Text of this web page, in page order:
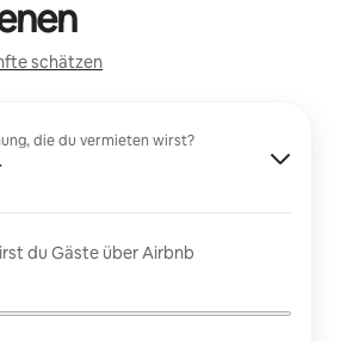
schätzen
die du vermieten wirst?
du Gäste über Airbnb